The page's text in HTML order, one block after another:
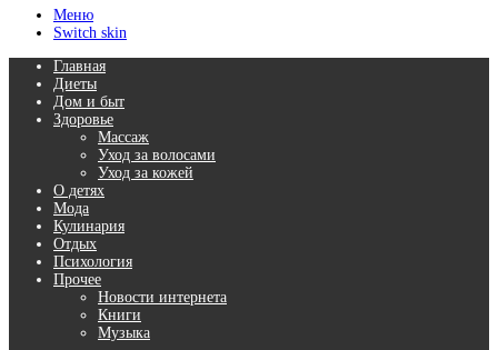
Меню
Switch skin
Главная
Диеты
Дом и быт
Здоровье
Массаж
Уход за волосами
Уход за кожей
О детях
Мода
Кулинария
Отдых
Психология
Прочее
Новости интернета
Книги
Музыка